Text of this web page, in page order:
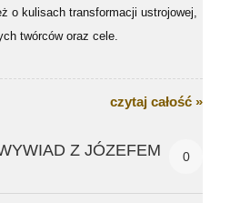
o kulisach transformacji ustrojowej,
twórców oraz cele.
czytaj całość »
Z JÓZEFEM
0